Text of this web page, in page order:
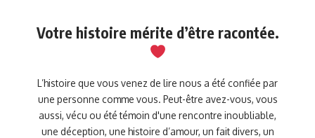
Votre histoire mérite d’être racontée.
L’histoire que vous venez de lire nous a été confiée par
une personne comme vous. Peut-être avez-vous, vous
aussi, vécu ou été témoin d'une rencontre inoubliable,
une déception, une histoire d’amour, un fait divers, un